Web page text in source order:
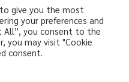
give you the most
your preferences and
All”, you consent to the
you may visit "Cookie
consent.สอบถาม คลิก